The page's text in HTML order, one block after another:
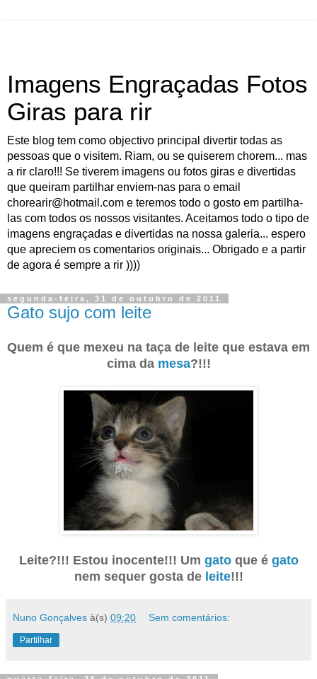
Imagens Engraçadas Fotos
Giras para rir
Este blog tem como objectivo principal divertir todas as
pessoas que o visitem. Riam, ou se quiserem chorem... mas
a rir claro!!! Se tiverem imagens ou fotos giras e divertidas
que queiram partilhar enviem-nas para o email
chorearir@hotmail.com e teremos todo o gosto em partilha-
las com todos os nossos visitantes. Aceitamos todo o tipo de
imagens engraçadas e divertidas na nossa galeria... espero
que apreciem os comentarios originais... Obrigado e a partir
de agora é sempre a rir ))))
segunda-feira, 31 de outubro de 2011
Gato sujo com leite
Quem é que mexeu na taça de leite que estava em
cima da mesa?!!!
Leite?!!! Estou inocente!!! Um gatoque é gato
nem sequer gosta de leite!!!
Nuno Gonçalves à(s) 09:20 Sem comentários:
Partilhar